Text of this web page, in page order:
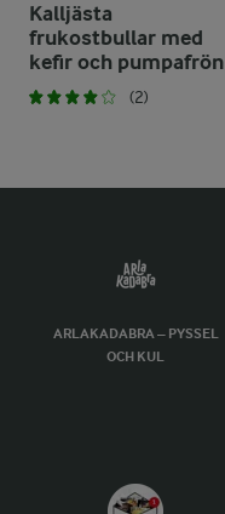
Kalljästa
frukostbullar med
kefir och pumpafrön
(2)
ARLAKADABRA – PYSSEL
OCH KUL